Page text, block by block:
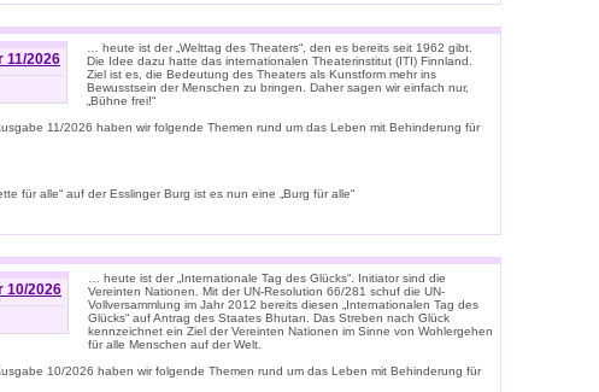
11/2026
… heute ist der „Welttag des Theaters“, den es bereits seit 1962 gibt.
Die Idee dazu hatte das internationalen Theaterinstitut (ITI) Finnland.
Ziel ist es, die Bedeutung des Theaters als Kunstform mehr ins
Bewusstsein der Menschen zu bringen. Daher sagen wir einfach nur,
„Bühne frei!“
11/2026 haben wir folgende Themen rund um das Leben mit Behinderung für
für alle“ auf der Esslinger Burg ist es nun eine „Burg für alle“
10/2026
… heute ist der „Internationale Tag des Glücks“. Initiator sind die
Vereinten Nationen. Mit der UN-Resolution 66/281 schuf die UN-
Vollversammlung im Jahr 2012 bereits diesen „Internationalen Tag des
Glücks“ auf Antrag des Staates Bhutan. Das Streben nach Glück
kennzeichnet ein Ziel der Vereinten Nationen im Sinne von Wohlergehen
für alle Menschen auf der Welt.
10/2026 haben wir folgende Themen rund um das Leben mit Behinderung für